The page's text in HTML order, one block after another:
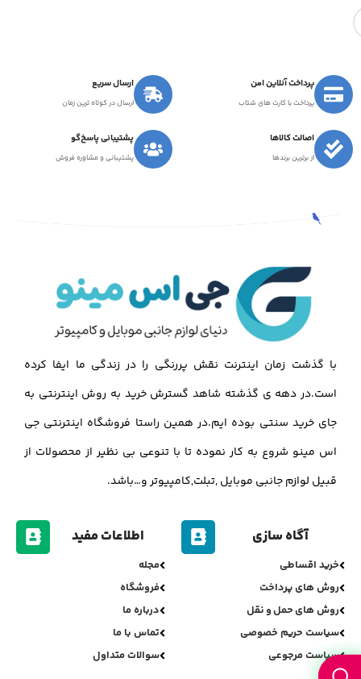
پرداخت آنلاین امن
پرداخت با کارت های شتاب
ارسال سریع
ارسال در کوتاه ترین زمان
اصالت کالاها
از برترین برندها
پشتیبانی پاسخ‌گو
پشتیبانی و مشاوره فروش
با گذشت زمان اینترنت نقش پررنگی را در زندگی ما ایفا کرده
است.در دهه ی گذشته شاهد گسترش خرید به روش اینترنتی به
جای خرید سنتی بوده ایم.در همین راستا فروشگاه اینترنتی جی
اس مینو شروع به کار نموده تا با تنوعی بی نظیر از محصولات از
قبیل لوازم جانبی موبایل ,تبلت,کامپیوتر و…باشد.
آگاه سازی
خرید اقساطی
روش های پرداخت
روش های حمل و نقل
سیاست حریم خصوصی
سیاست مرجوعی
اطلاعات مفید
مجله
فروشگاه
درباره ما
تماس با ما
سوالات متداول